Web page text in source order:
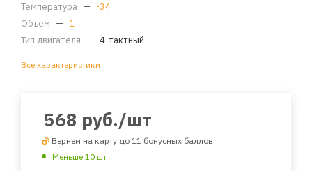
Температура — -34
Объем — 1
Тип двигателя — 4-тактный
Все характеристики
568 руб./шт
Вернем на карту до 11 бонусных баллов
Меньше 10 шт